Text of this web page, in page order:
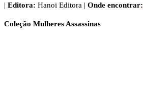
| Editora: Hanoi Editora | Onde encontrar:
Coleção Mulheres Assassinas